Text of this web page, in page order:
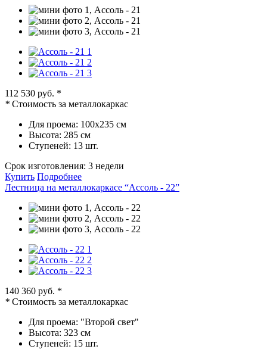
112 530 руб. *
* Стоимость за металлокаркас
Для проема: 100х235 см
Высота: 285 см
Ступеней: 13 шт.
Срок изготовления: 3 недели
Купить Подробнее
Лестница на металлокаркасе “Ассоль - 22”
140 360 руб. *
* Стоимость за металлокаркас
Для проема: "Второй свет"
Высота: 323 см
Ступеней: 15 шт.